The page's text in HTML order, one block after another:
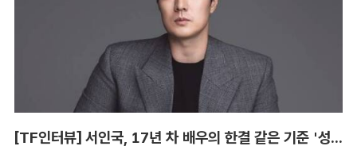
[TF인터뷰] 서인국, 17년 차 배우의 한결 같은 기준 '성장'